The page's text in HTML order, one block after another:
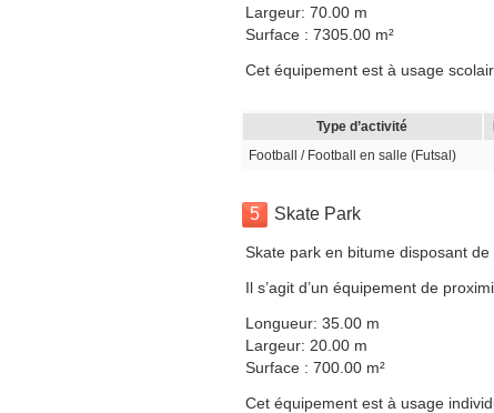
Largeur: 70.00 m
Surface : 7305.00 m²
Cet équipement est à usage
Type d’activité
Football / Football en salle (Futsal)
5 Skate Park
Skate park en bitume disposant de
Il s’agit d’un équipement de
Longueur: 35.00 m
Largeur: 20.00 m
Surface : 700.00 m²
Cet équipement est à usage